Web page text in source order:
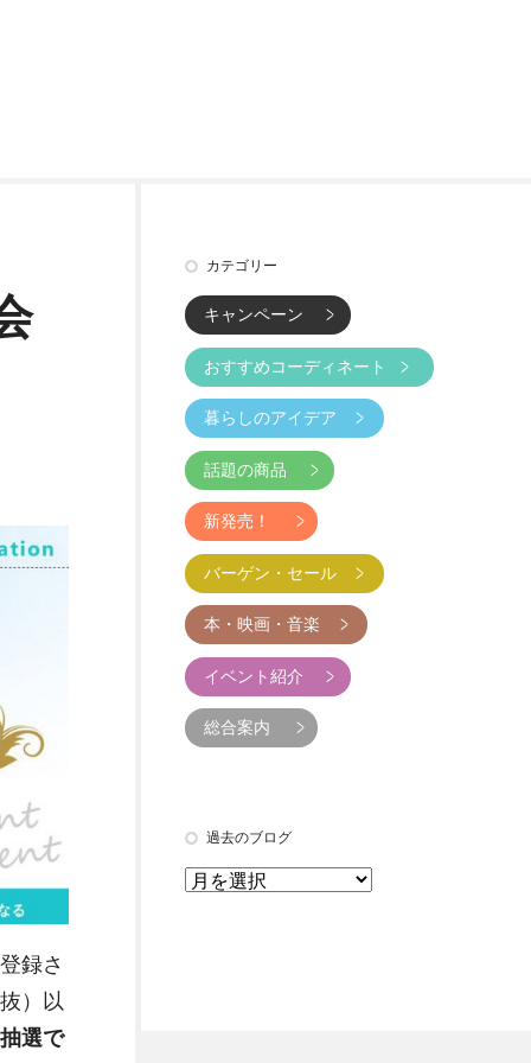
録さ
）以
抽選で
カテゴリー
キャンペーン
おすすめコーディネート
暮らしのアイデア
話題の商品
新発売！
バーゲン・セール
本・映画・音楽
イベント紹介
総合案内
過去のブログ